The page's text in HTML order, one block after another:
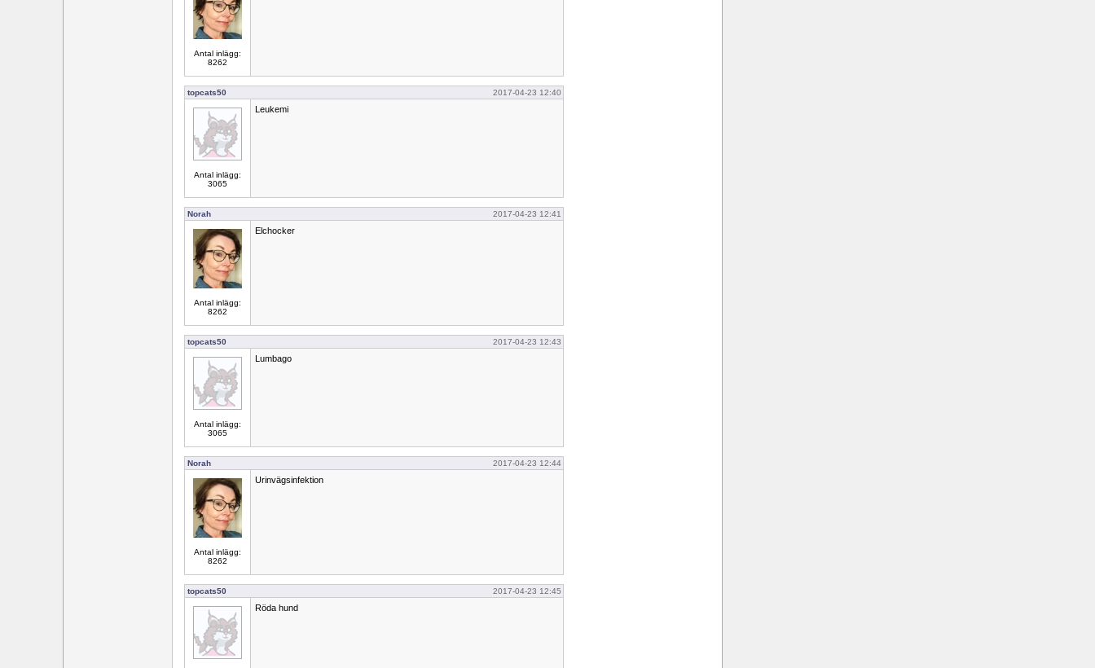
Antal inlägg:
8262
topcats50 2017-04-23 12:40
Antal inlägg:
3065
Leukemi
Norah 2017-04-23 12:41
Antal inlägg:
8262
Elchocker
topcats50 2017-04-23 12:43
Antal inlägg:
3065
Lumbago
Norah 2017-04-23 12:44
Antal inlägg:
8262
Urinvägsinfektion
topcats50 2017-04-23 12:45
Röda hund